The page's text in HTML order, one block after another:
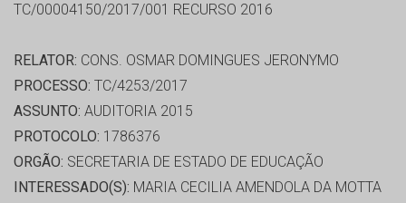
TC/00004150/2017/001 RECURSO 2016
RELATOR: CONS. OSMAR DOMINGUES JERONYMO
PROCESSO: TC/4253/2017
ASSUNTO: AUDITORIA 2015
PROTOCOLO: 1786376
ORGÃO: SECRETARIA DE ESTADO DE EDUCAÇÃO
INTERESSADO(S): MARIA CECILIA AMENDOLA DA MOTTA